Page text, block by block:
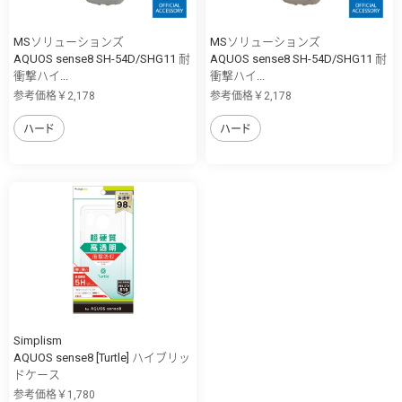
MSソリューションズ
AQUOS sense8 SH-54D/SHG11 耐
衝撃ハイ...
参考価格￥2,178
ハード
MSソリューションズ
AQUOS sense8 SH-54D/SHG11 耐
衝撃ハイ...
参考価格￥2,178
ハード
Simplism
AQUOS sense8 [Turtle] ハイブリッ
ドケース
参考価格￥1,780